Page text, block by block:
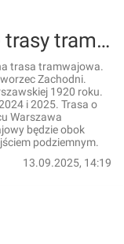
Co słychać na budowie trasy tramwajowej do Warszawy Zachodniej? [FILM]
trasa tramwajowa.
Zachodni.
1920 roku.
i 2025. Trasa o
Warszawa
będzie obok
podziemnym.
13.09.2025, 14:19